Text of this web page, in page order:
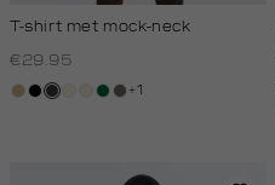
T-shirt met mock-neck
€29.95
tanzwart
grijs,
kit,donkergroen
lichtbruin
+1